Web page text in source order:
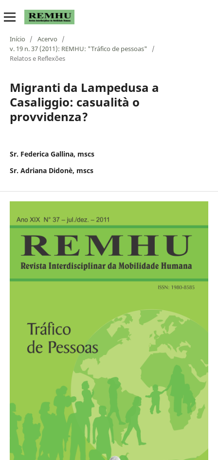
Início / Acervo
/
v. 19 n. 37 (2011): REMHU: "Tráfico de pessoas"
/
Relatos e Reflexões
Migranti da Lampedusa a
Casaliggio: casualità o
provvidenza?
Sr. Federica Gallina, mscs
Sr. Adriana Didonè, mscs